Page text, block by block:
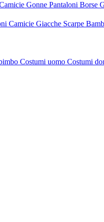
Gonne Pantaloni Borse
Camicie Giacche Scarpe
Costumi uomo Costumi